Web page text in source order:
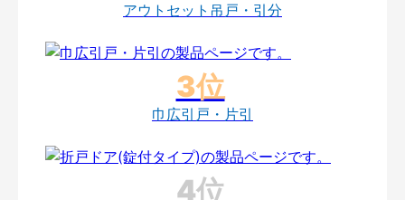
アウトセット吊戸・引分
巾広引戸・片引